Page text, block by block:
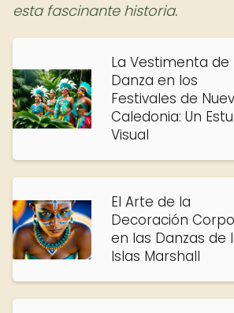
esta fascinante historia.
La Vestimenta de
Danza en los
Festivales de
Caledonia: Un
Visual
El Arte de la
Decoración
en las Danzas de
Islas Marshall